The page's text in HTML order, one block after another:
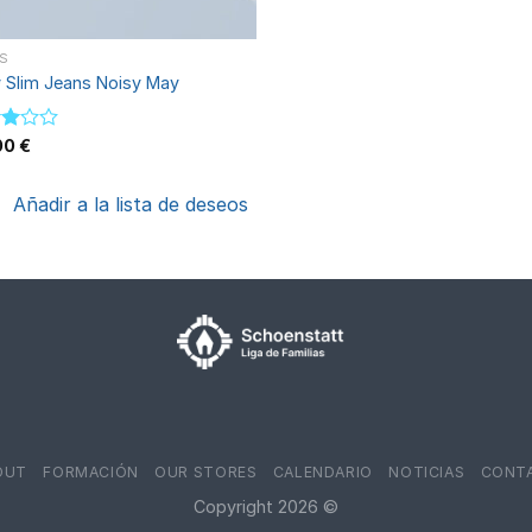
Slim Jeans Noisy May
€
Añadir a la lista de deseos
FORMACIÓN OUR STORES CALENDARIO NOTICIAS
Copyright 2026 ©